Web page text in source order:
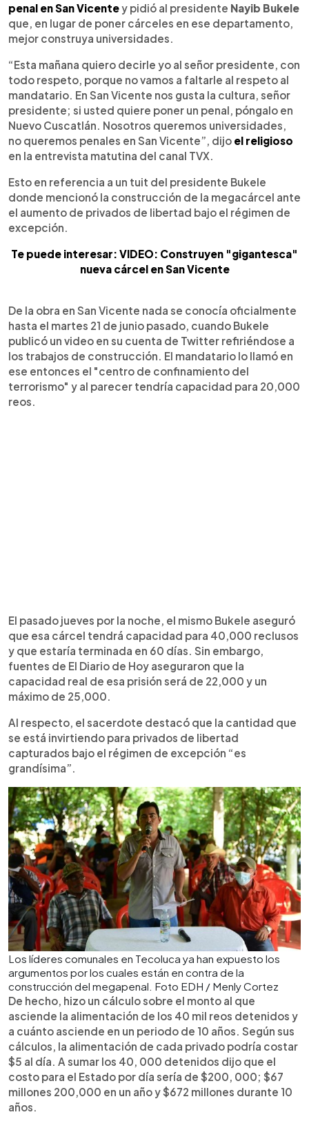
penal en San Vicentey pidió al presidente Nayib Bukele
que, en lugar de poner cárceles en ese departamento,
mejor construya universidades.
“Esta mañana quiero decirle yo al señor presidente, con
todo respeto, porque no vamos a faltarle al respeto al
mandatario. En San Vicente nos gusta la cultura, señor
presidente; si usted quiere poner un penal, póngalo en
Nuevo Cuscatlán. Nosotros queremos universidades,
no queremos penales en San Vicente”, dijo el religioso
en la entrevista matutina del canal TVX.
Esto en referencia a un tuit del presidente Bukele
donde mencionó la construcción de la megacárcel ante
el aumento de privados de libertad bajo el régimen de
excepción.
Te puede interesar: VIDEO: Construyen "gigantesca"
nueva cárcel en San Vicente
De la obra en San Vicente nada se conocía oficialmente
hasta el martes 21 de junio pasado, cuando Bukele
publicó un video en su cuenta de Twitter refiriéndose a
los trabajos de construcción. El mandatario lo llamó en
ese entonces el "centro de confinamiento del
terrorismo" y al parecer tendría capacidad para 20,000
reos.
El pasado jueves por la noche, el mismo Bukele aseguró
que esa cárcel tendrá capacidad para 40,000 reclusos
y que estaría terminada en 60 días. Sin embargo,
fuentes de El Diario de Hoy aseguraron que la
capacidad real de esa prisión será de 22,000 y un
máximo de 25,000.
Al respecto, el sacerdote destacó que la cantidad que
se está invirtiendo para privados de libertad
capturados bajo el régimen de excepción “es
grandísima”.
Los líderes comunales en Tecoluca ya han expuesto los
argumentos por los cuales están en contra de la
construcción del megapenal. Foto EDH / Menly Cortez
De hecho, hizo un cálculo sobre el monto al que
asciende la alimentación de los 40 mil reos detenidos y
a cuánto asciende en un periodo de 10 años. Según sus
cálculos, la alimentación de cada privado podría costar
$5 al día. A sumar los 40, 000 detenidos dijo que el
costo para el Estado por día sería de $200, 000; $67
millones 200,000 en un año y $672 millones durante 10
años.